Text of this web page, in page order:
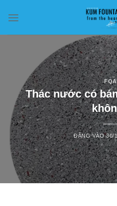
qua
FQA
Thác nước có
ĐĂNG VÀO30/